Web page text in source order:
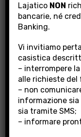
Per i soci/
depositate in
presso la Banca
informatici
ordini di
banking
l’adesione
possibile
riferimento,
prenotazione
Lajatico NON
bancarie, né
Banking.
Vi invitiamo
casistica
– interrompere
alle richieste del
– non
informazione
sia tramite SMS;
– informare